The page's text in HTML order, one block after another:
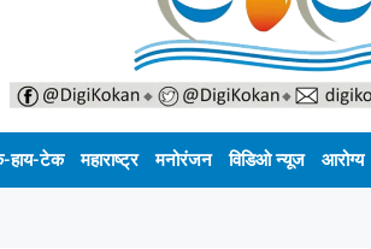
हाय-टेक महाराष्ट्र मनोरंजन विडिओ न्यूज आरोग्य